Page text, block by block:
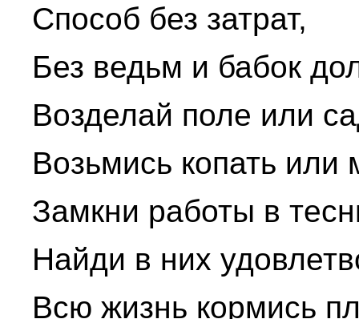
Способ без затрат,
Без ведьм и бабок
Возделай поле или
Возьмись копать или
Замкни работы в
Найди в них
Всю жизнь кормись